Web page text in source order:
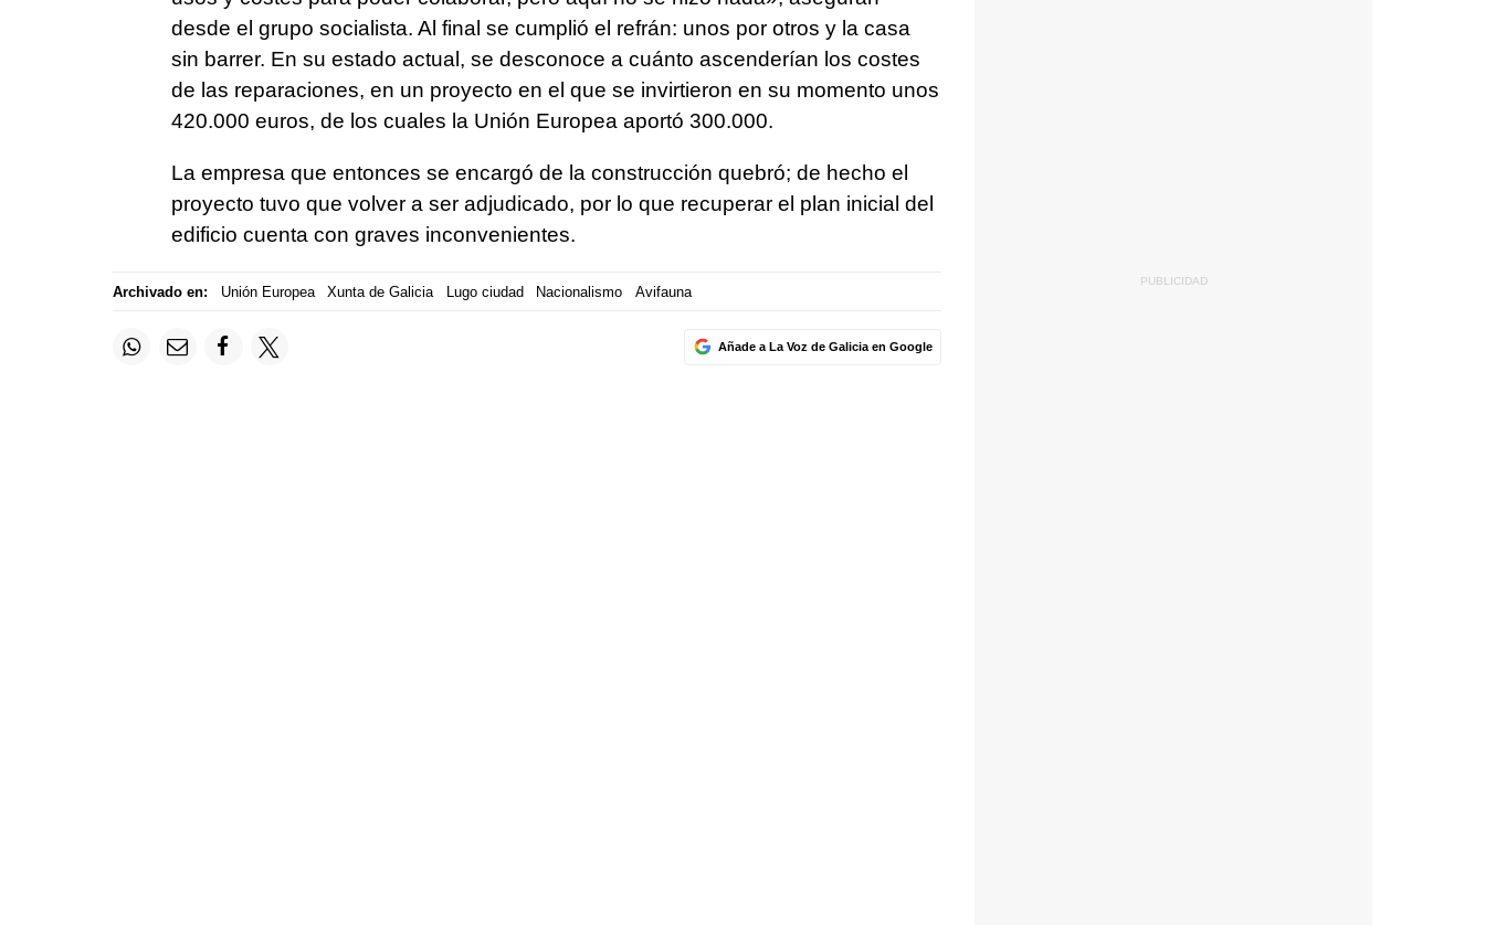
desde el grupo socialista. Al final se cumplió el refrán: unos por otros y la casa
sin barrer. En su estado actual, se desconoce a cuánto ascenderían los costes
de las reparaciones, en un proyecto en el que se invirtieron en su momento unos
420.000 euros, de los cuales la Unión Europea aportó 300.000.
La empresa que entonces se encargó de la construcción quebró; de hecho el
proyecto tuvo que volver a ser adjudicado, por lo que recuperar el plan inicial del
edificio cuenta con graves inconvenientes.
Archivado en: Unión Europea Xunta de Galicia Lugo ciudad Nacionalismo Avifauna
Añade a La Voz de Galicia en Google